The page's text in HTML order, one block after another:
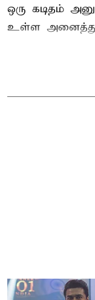
ஒரு கடிதம்
உள்ள அனைத்து